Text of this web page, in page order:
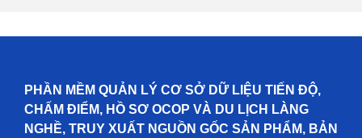
PHẦN MỀM QUẢN LÝ CƠ SỞ DỮ LIỆU TIẾN ĐỘ,
CHẤM ĐIỂM, HỒ SƠ OCOP VÀ DU LỊCH LÀNG
NGHỀ, TRUY XUẤT NGUỒN GỐC SẢN PHẨM, BẢN